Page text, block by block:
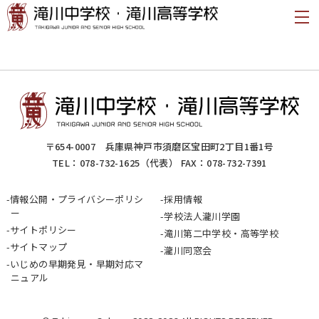
〒654-0007 兵庫県神戸市須磨区宝田町2丁目1番1号
TEL： 078-732-1625 （代表） FAX：078-732-7391
情報公開・プライバシーポリシ
ー
サイトポリシー
サイトマップ
いじめの早期発見・早期対応マ
ニュアル
採用情報
学校法人瀧川学園
滝川第二中学校・高等学校
瀧川同窓会